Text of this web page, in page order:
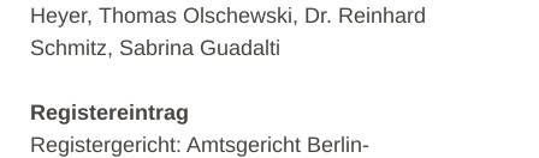
Heyer, Thomas Olschewski, Dr. Reinhard
Schmitz, Sabrina Guadalti
Registereintrag
Registergericht: Amtsgericht Berlin-